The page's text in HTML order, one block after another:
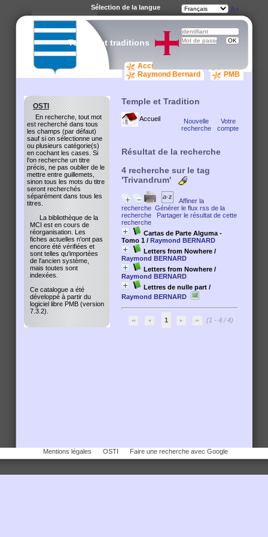
Temple et Tradition
Accueil
Accueil catalogue
osti.org
Raymond Bernard
PMB
Temple et traditions
Nouvelle
recherche
Votre
compte
Résultat de la recherche
4 recherche sur le tag
'Trivandrum'
Affiner la
recherche Générer le flux rss de la
recherche
Partager le résultat de cette
recherche
Cartas de Parte Alguma -
Tomo 1 / Raymond BERNARD
Letters from Nowhere /
Raymond BERNARD
Letters from Nowhere /
Raymond BERNARD
Lettres de nulle part /
Raymond BERNARD
1 (1 - 4 / 4)
Mentions légales OSTI Faire une recherche avec Google
OSTI
En recherche, tout mot
est recherché dans tous
les champs (par défaut)
sauf si on sélectionne une
ou plusieurs catégorie(s)
en cochant les cases. Si
l'on recherche un titre
précis, ne pas oublier de le
mettre entre guillemets,
sinon tous les mots du titre
seront recherchés
séparément dans tous les
titres.
La bibliothèque de la
MCI est en cours de
réorganisation. Les
fiches actuelles n'ont pas
encore été vérifiées et
sont telles qu'importées
de l'ancien système,
mais toutes sont
indexées.
Ce catalogue a été
développé à partir du
logiciel libre PMB (version
7.3.2).
A A+
Sélection de la langue